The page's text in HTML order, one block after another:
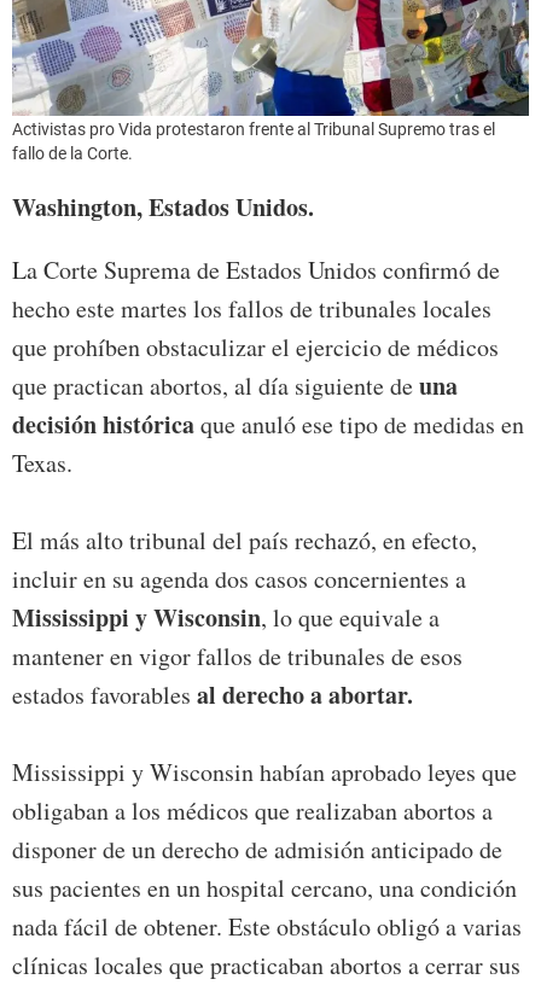
Activistas pro Vida protestaron frente al Tribunal Supremo tras el
fallo de la Corte.
Washington, Estados Unidos.
La Corte Suprema de Estados Unidos confirmó de
hecho este martes los fallos de tribunales locales
que prohíben obstaculizar el ejercicio de médicos
que practican abortos, al día siguiente deuna
decisión históricaque anuló ese tipo de medidas en
Texas.
El más alto tribunal del país rechazó, en efecto,
incluir en su agenda dos casos concernientes a
Mississippi y Wisconsin, lo que equivale a
mantener en vigor fallos de tribunales de esos
estados favorables al derecho a abortar.
Mississippi y Wisconsin habían aprobado leyes que
obligaban a los médicos que realizaban abortos a
disponer de un derecho de admisión anticipado de
sus pacientes en un hospital cercano, una condición
nada fácil de obtener. Este obstáculo obligó a varias
clínicas locales que practicaban abortos a cerrar sus